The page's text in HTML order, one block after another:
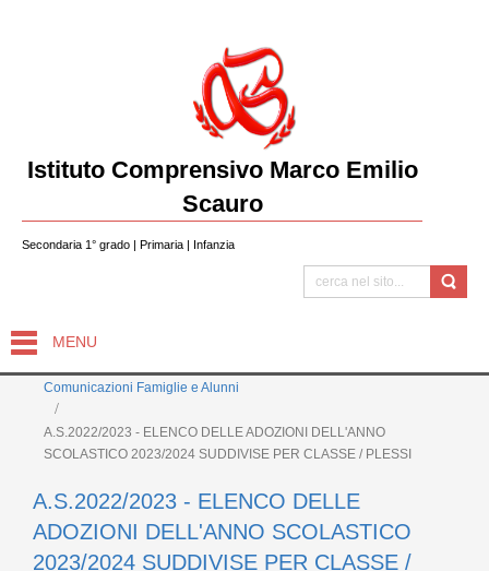
Istituto Comprensivo Marco Emilio
Scauro
Secondaria 1° grado | Primaria | Infanzia
MENU
Comunicazioni Famiglie e Alunni
A.S.2022/2023 - ELENCO DELLE ADOZIONI DELL'ANNO
SCOLASTICO 2023/2024 SUDDIVISE PER CLASSE / PLESSI
A.S.2022/2023 - ELENCO DELLE
ADOZIONI DELL'ANNO SCOLASTICO
2023/2024 SUDDIVISE PER CLASSE /